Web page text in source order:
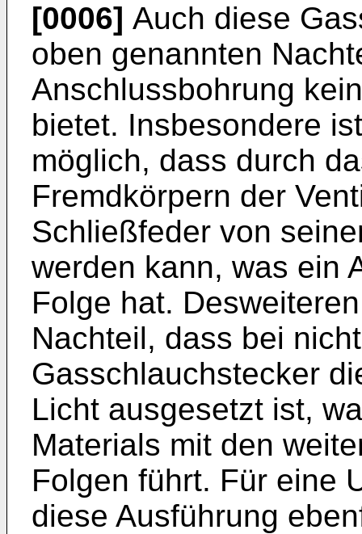
[0006] Auch diese
oben genannten
Anschlussbohrung
bietet. Insbesondere
möglich, dass durch
Fremdkörpern der
Schließfeder von
werden kann, was ein
Folge hat.
Nachteil, dass bei
Gasschlauchstecker
Licht ausgesetzt ist,
Materials mit den
Folgen führt. Für eine
diese Ausführung